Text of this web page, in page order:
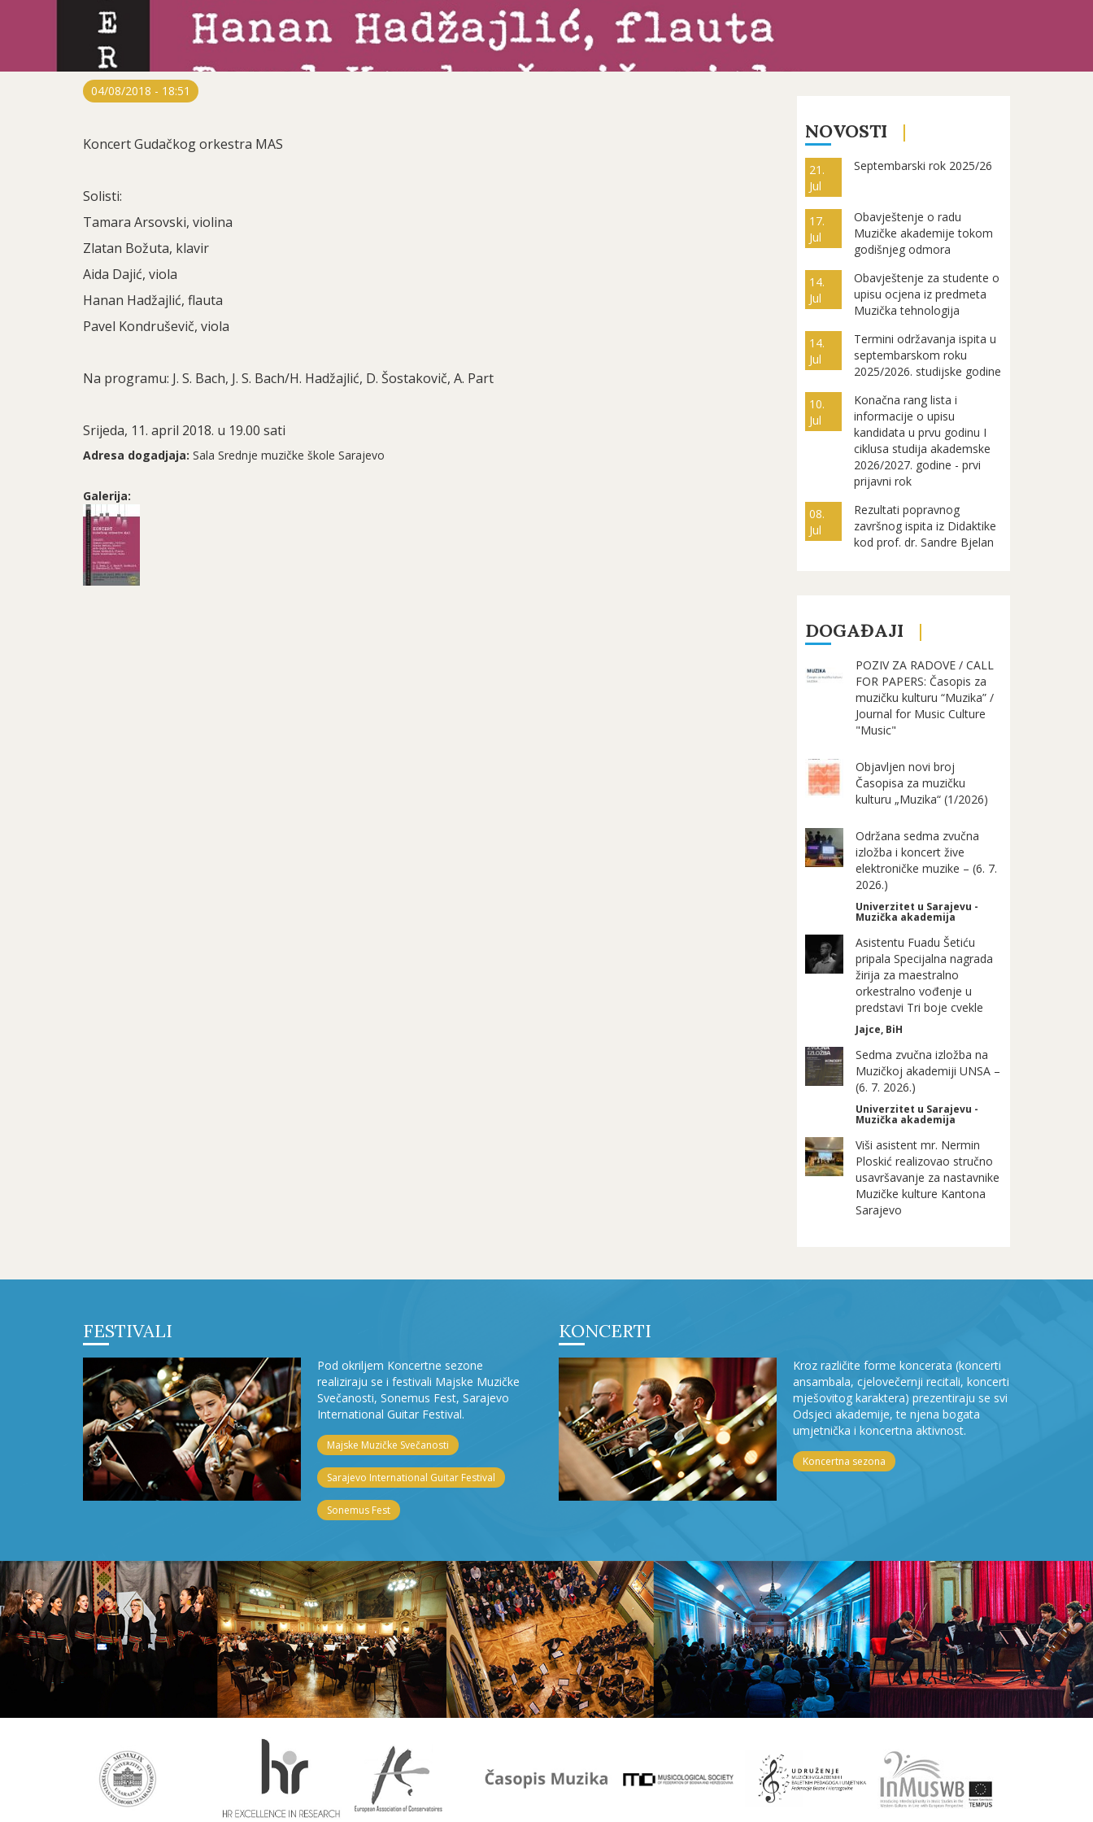
04/08/2018 - 18:51
Koncert Gudačkog orkestra MAS
Solisti:
Tamara Arsovski, violina
Zlatan Božuta, klavir
Aida Dajić, viola
Hanan Hadžajlić, flauta
Pavel Kondruševič, viola
Na programu: J. S. Bach, J. S. Bach/H. Hadžajlić, D. Šostakovič, A. Part
Srijeda, 11. april 2018. u 19.00 sati
Adresa dogadjaja: Sala Srednje muzičke škole Sarajevo
Galerija:
NOVOSTI
21.
Jul
Septembarski rok 2025/26
17.
Jul
Obavještenje o radu
Muzičke akademije tokom
godišnjeg odmora
14.
Jul
Obavještenje za studente o
upisu ocjena iz predmeta
Muzička tehnologija
14.
Jul
Termini održavanja ispita u
septembarskom roku
2025/2026. studijske godine
10.
Jul
Konačna rang lista i
informacije o upisu
kandidata u prvu godinu I
ciklusa studija akademske
2026/2027. godine - prvi
prijavni rok
08.
Jul
Rezultati popravnog
završnog ispita iz Didaktike
kod prof. dr. Sandre Bjelan
DOGAĐAJI
POZIV ZA RADOVE / CALL
FOR PAPERS: Časopis za
muzičku kulturu “Muzika” /
Journal for Music Culture
"Music"
Objavljen novi broj
Časopisa za muzičku
kulturu „Muzika“ (1/2026)
Održana sedma zvučna
izložba i koncert žive
elektroničke muzike – (6. 7.
2026.)
Univerzitet u Sarajevu -
Muzička akademija
Asistentu Fuadu Šetiću
pripala Specijalna nagrada
žirija za maestralno
orkestralno vođenje u
predstavi Tri boje cvekle
Jajce, BiH
Sedma zvučna izložba na
Muzičkoj akademiji UNSA –
(6. 7. 2026.)
Univerzitet u Sarajevu -
Muzička akademija
Viši asistent mr. Nermin
Ploskić realizovao stručno
usavršavanje za nastavnike
Muzičke kulture Kantona
Sarajevo
FESTIVALI
Pod okriljem Koncertne sezone
realiziraju se i festivali Majske Muzičke
Svečanosti, Sonemus Fest, Sarajevo
International Guitar Festival.
Majske Muzičke Svečanosti
Sarajevo International Guitar Festival
Sonemus Fest
KONCERTI
Kroz različite forme koncerata (koncerti
ansambala, cjelovečernji recitali, koncerti
mješovitog karaktera) prezentiraju se svi
Odsjeci akademije, te njena bogata
umjetnička i koncertna aktivnost.
Koncertna sezona